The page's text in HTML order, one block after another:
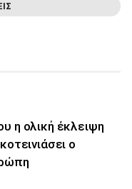
η ολική έκλειψη
ο